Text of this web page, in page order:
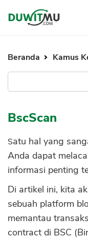
Investasi
Pengeluaran
Asuransi
Mengelola
Kartu Kredit
KPR
Pinjaman Online
Hutang
Pinjaman
Kartu Kredit
KTA
KPR
Kredit Usaha
Pinjaman
Beranda Kamus
Apa Saja Fitur
Pencarian
Pencarian Blok
Statistik
Token yang
BscScan
Satu hal yang sangat penting adalah bagaimana
Anda dapat
informasi penting
Di artikel ini, kita
sebuah platform
memantau
contract di BSC